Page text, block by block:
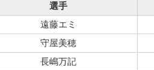
選手
遠藤エミ
守屋美穂
長嶋万記